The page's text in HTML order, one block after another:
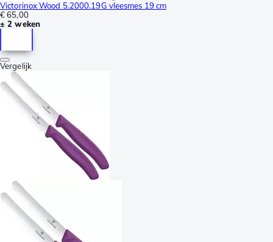
Victorinox Wood 5.2000.19G vleesmes 19 cm
€ 65,00
± 2 weken
Vergelijk